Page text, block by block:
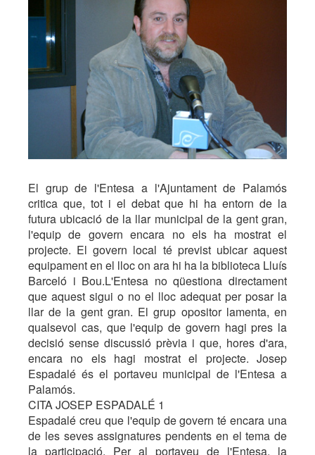
El grup de l'Entesa a l'Ajuntament de Palamós
critica que, tot i el debat que hi ha entorn de la
futura ubicació de la llar municipal de la gent gran,
l'equip de govern encara no els ha mostrat el
projecte. El govern local té previst ubicar aquest
equipament en el lloc on ara hi ha la biblioteca Lluís
Barceló i Bou.L'Entesa no qüestiona directament
que aquest sigui o no el lloc adequat per posar la
llar de la gent gran. El grup opositor lamenta, en
qualsevol cas, que l'equip de govern hagi pres la
decisió sense discussió prèvia i que, hores d'ara,
encara no els hagi mostrat el projecte. Josep
Espadalé és el portaveu municipal de l'Entesa a
Palamós.
CITA JOSEP ESPADALÉ 1
Espadalé creu que l'equip de govern té encara una
de les seves assignatures pendents en el tema de
la participació. Per al portaveu de l'Entesa, la